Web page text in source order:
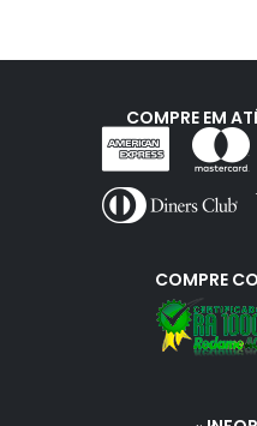
COMPRE EM
COMPRE